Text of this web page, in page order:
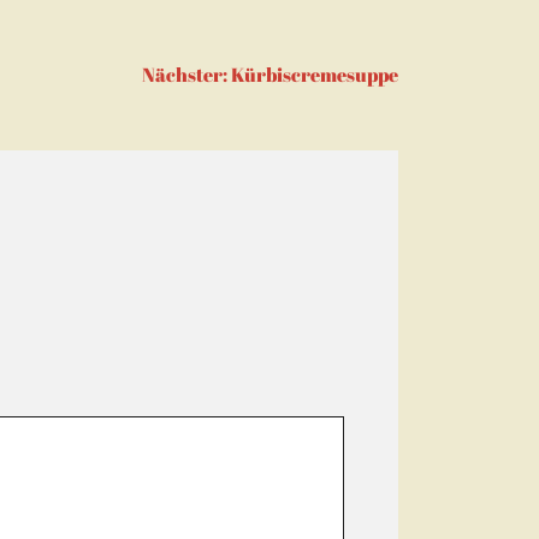
Nächster:Kürbiscremesuppe